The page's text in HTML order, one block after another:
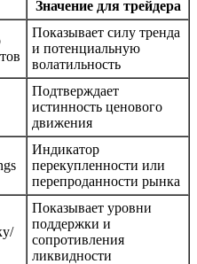
Значение для трейдера
Показывает силу тренда
и потенциальную
волатильность
Подтверждает
истинность ценового
движения
Индикатор
перекупленности или
перепроданности рынка
Показывает уровни
поддержки и
сопротивления
ликвидности